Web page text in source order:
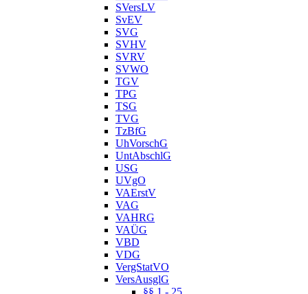
SVersLV
SvEV
SVG
SVHV
SVRV
SVWO
TGV
TPG
TSG
TVG
TzBfG
UhVorschG
UntAbschlG
USG
UVgO
VAErstV
VAG
VAHRG
VAÜG
VBD
VDG
VergStatVO
VersAusglG
§§ 1 - 25